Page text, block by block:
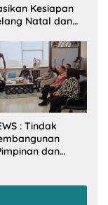
Kesiapan
Natal dan
: Tindak
dan
PU-RI